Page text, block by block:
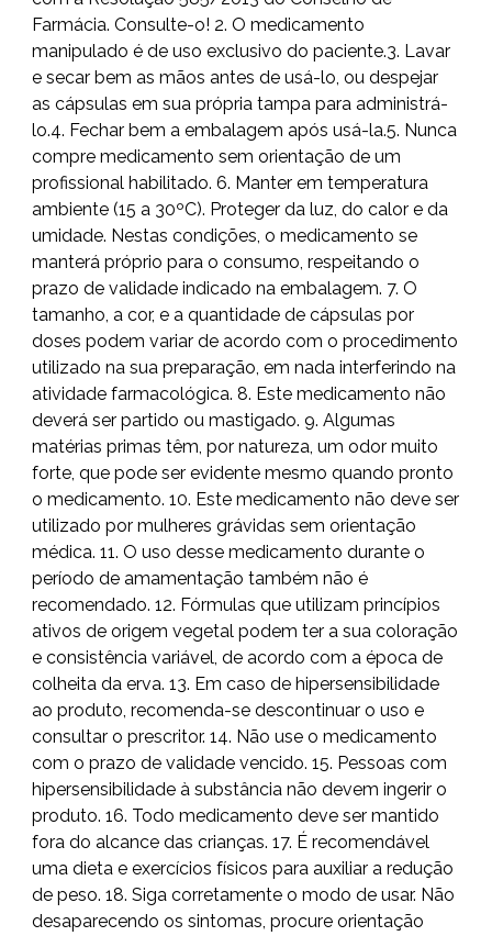
Farmácia. Consulte-o! 2. O medicamento
manipulado é de uso exclusivo do paciente.3. Lavar
e secar bem as mãos antes de usá-lo, ou despejar
as cápsulas em sua própria tampa para administrá-
lo.4. Fechar bem a embalagem após usá-la.5. Nunca
compre medicamento sem orientação de um
profissional habilitado. 6. Manter em temperatura
ambiente (15 a 30ºC). Proteger da luz, do calor e da
umidade. Nestas condições, o medicamento se
manterá próprio para o consumo, respeitando o
prazo de validade indicado na embalagem. 7. O
tamanho, a cor, e a quantidade de cápsulas por
doses podem variar de acordo com o procedimento
utilizado na sua preparação, em nada interferindo na
atividade farmacológica. 8. Este medicamento não
deverá ser partido ou mastigado. 9. Algumas
matérias primas têm, por natureza, um odor muito
forte, que pode ser evidente mesmo quando pronto
o medicamento. 10. Este medicamento não deve ser
utilizado por mulheres grávidas sem orientação
médica. 11. O uso desse medicamento durante o
período de amamentação também não é
recomendado. 12. Fórmulas que utilizam princípios
ativos de origem vegetal podem ter a sua coloração
e consistência variável, de acordo com a época de
colheita da erva. 13. Em caso de hipersensibilidade
ao produto, recomenda-se descontinuar o uso e
consultar o prescritor. 14. Não use o medicamento
com o prazo de validade vencido. 15. Pessoas com
hipersensibilidade à substância não devem ingerir o
produto. 16. Todo medicamento deve ser mantido
fora do alcance das crianças. 17. É recomendável
uma dieta e exercícios físicos para auxiliar a redução
de peso. 18. Siga corretamente o modo de usar. Não
desaparecendo os sintomas, procure orientação